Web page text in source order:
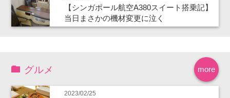
【シンガポール航空A380スイート搭乗記】
当日まさかの機材変更に泣く
more
グルメ
2023/02/25